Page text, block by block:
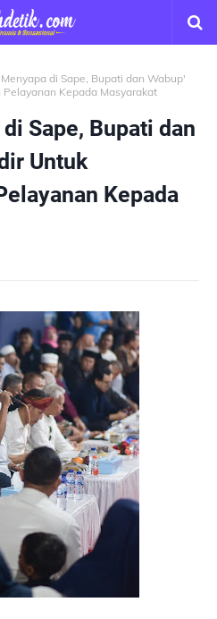
di Sape, Bupati dan Wabup'
Kepada Masyarakat
Sape, Bupati dan
Untuk
Kepada